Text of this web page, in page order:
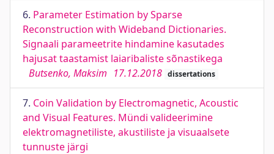
6. Parameter Estimation by Sparse
Reconstruction with Wideband Dictionaries.
Signaali parameetrite hindamine kasutades
hajusat taastamist laiaribaliste sõnastikega
Butsenko, Maksim 17.12.2018 dissertations
7. Coin Validation by Electromagnetic, Acoustic
and Visual Features. Mündi valideerimine
elektromagnetiliste, akustiliste ja visuaalsete
tunnuste järgi